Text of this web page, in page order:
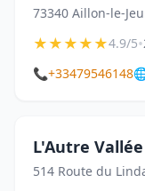
73340 Aillon-le-
★★★★★4.9/5•
📞+33479546148
L'Autre
514 Route du